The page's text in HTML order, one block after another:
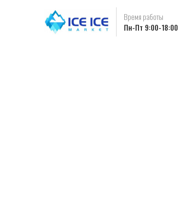
Пн-Пт 9:00-18:00
Время работы